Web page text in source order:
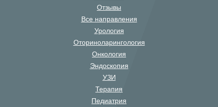
Отзывы
Все направления
Урология
Оториноларингология
Онкология
Эндоскопия
УЗИ
Терапия
Педиатрия